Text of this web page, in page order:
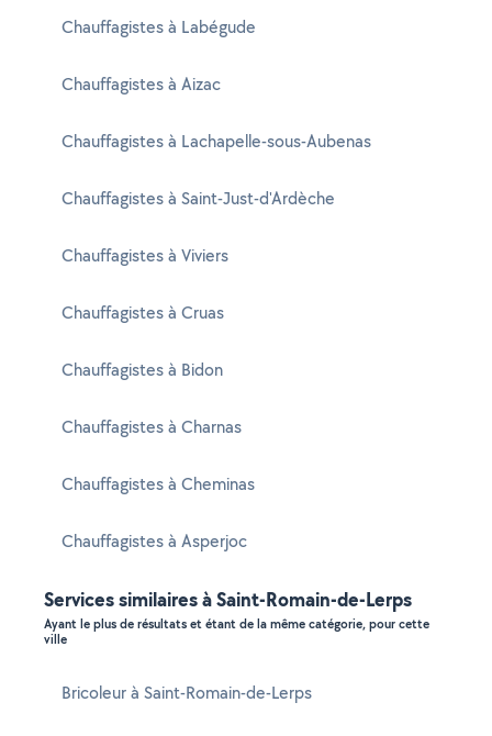
Chauffagistes à Labégude
Chauffagistes à Aizac
Chauffagistes à Lachapelle-sous-Aubenas
Chauffagistes à Saint-Just-d'Ardèche
Chauffagistes à Viviers
Chauffagistes à Cruas
Chauffagistes à Bidon
Chauffagistes à Charnas
Chauffagistes à Cheminas
Chauffagistes à Asperjoc
Services similaires à Saint-Romain-de-Lerps
Ayant le plus de résultats et étant de la même catégorie, pour cette
ville
Bricoleur à Saint-Romain-de-Lerps